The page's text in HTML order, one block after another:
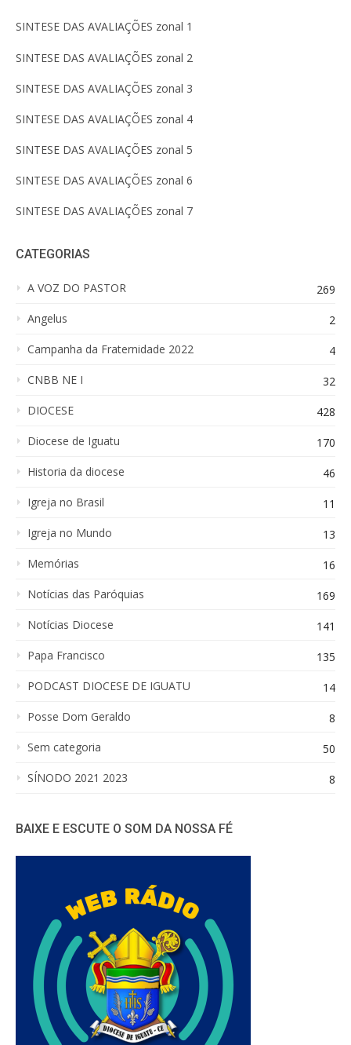
SINTESE DAS AVALIAÇÕES zonal 1
SINTESE DAS AVALIAÇÕES zonal 2
SINTESE DAS AVALIAÇÕES zonal 3
SINTESE DAS AVALIAÇÕES zonal 4
SINTESE DAS AVALIAÇÕES zonal 5
SINTESE DAS AVALIAÇÕES zonal 6
SINTESE DAS AVALIAÇÕES zonal 7
CATEGORIAS
A VOZ DO PASTOR
269
Angelus
2
Campanha da Fraternidade 2022
4
CNBB NE I
32
DIOCESE
428
Diocese de Iguatu
170
Historia da diocese
46
Igreja no Brasil
11
Igreja no Mundo
13
Memórias
16
Notícias das Paróquias
169
Notícias Diocese
141
Papa Francisco
135
PODCAST DIOCESE DE IGUATU
14
Posse Dom Geraldo
8
Sem categoria
50
SÍNODO 2021 2023
8
BAIXE E ESCUTE O SOM DA NOSSA FÉ